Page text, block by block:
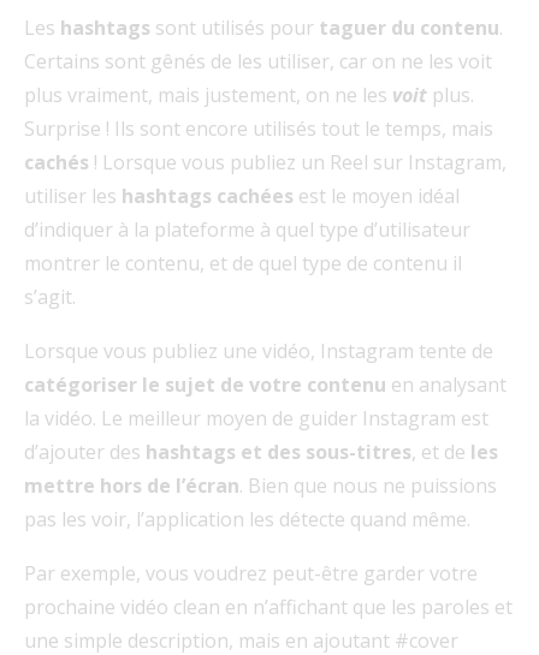
Les hashtags sont utilisés pour taguer du contenu.
Certains sont gênés de les utiliser, car on ne les voit
plus vraiment, mais justement, on ne les voit plus.
Surprise ! Ils sont encore utilisés tout le temps, mais
cachés ! Lorsque vous publiez un Reel sur Instagram,
utiliser les hashtags cachées est le moyen idéal
d’indiquer à la plateforme à quel type d’utilisateur
montrer le contenu, et de quel type de contenu il
s’agit.
Lorsque vous publiez une vidéo, Instagram tente de
catégoriser le sujet de votre contenu en analysant
la vidéo. Le meilleur moyen de guider Instagram est
d’ajouter des hashtags et des sous-titres, et de les
mettre hors de l’écran. Bien que nous ne puissions
pas les voir, l’application les détecte quand même.
Par exemple, vous voudrez peut-être garder votre
prochaine vidéo clean en n’affichant que les paroles et
une simple description, mais en ajoutant #cover